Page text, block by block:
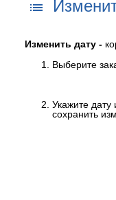
list
Изменить дату -
Выберите
Укажите дату
сохранить